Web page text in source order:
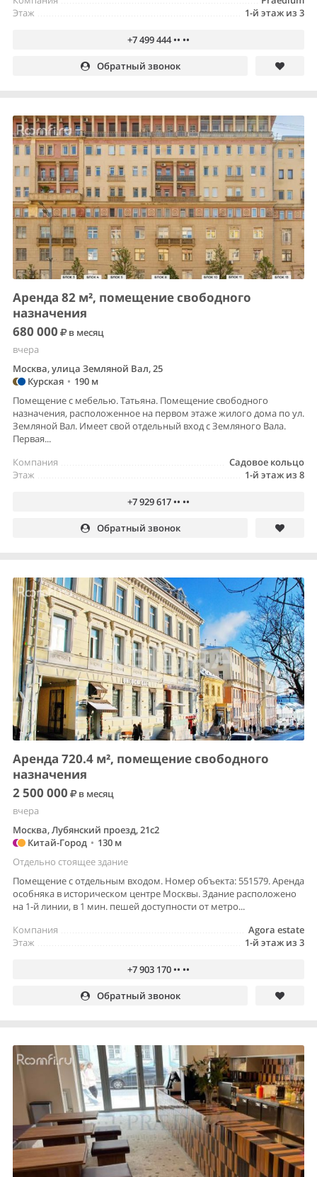
1-й этаж из 3
Этаж
+7 499 444 •• ••
Обратный звонок
Аренда 82 м², помещение свободного
назначения
680 000
в месяц
вчера
Москва, улица Земляной Вал, 25
Курская • 190 м
Помещение с мебелью. Татьяна. Помещение свободного
назначения, расположенное на первом этаже жилого дома по ул.
Земляной Вал. Имеет свой отдельный вход с Земляного Вала.
Первая...
Садовое кольцо
Компания
1-й этаж из 8
Этаж
+7 929 617 •• ••
Обратный звонок
Аренда 720.4 м², помещение свободного
назначения
2 500 000
в месяц
вчера
Москва, Лубянский проезд, 21с2
Китай-Город • 130 м
Отдельно стоящее здание
Помещение с отдельным входом. Номер объекта: 551579. Аренда
особняка в историческом центре Москвы. Здание расположено
на 1-й линии, в 1 мин. пешей доступности от метро...
Agora estate
Компания
1-й этаж из 3
Этаж
+7 903 170 •• ••
Обратный звонок